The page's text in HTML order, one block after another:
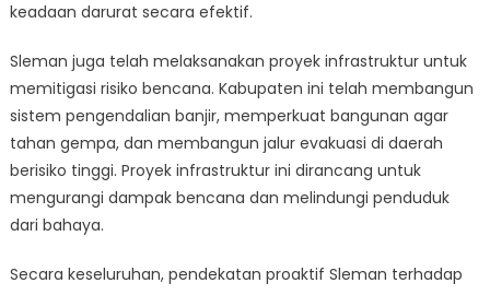
keadaan darurat secara efektif.
Sleman juga telah melaksanakan proyek infrastruktur untuk
memitigasi risiko bencana. Kabupaten ini telah membangun
sistem pengendalian banjir, memperkuat bangunan agar
tahan gempa, dan membangun jalur evakuasi di daerah
berisiko tinggi. Proyek infrastruktur ini dirancang untuk
mengurangi dampak bencana dan melindungi penduduk
dari bahaya.
Secara keseluruhan, pendekatan proaktif Sleman terhadap